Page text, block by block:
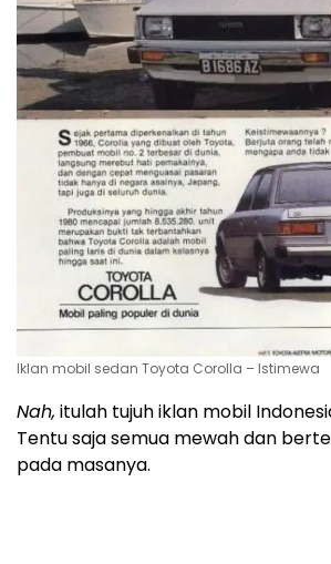
Iklan mobil sedan Toyota Corolla – Istimewa
Nah, itulah tujuh iklan mobil
Tentu saja semua mewah dan
pada masanya.